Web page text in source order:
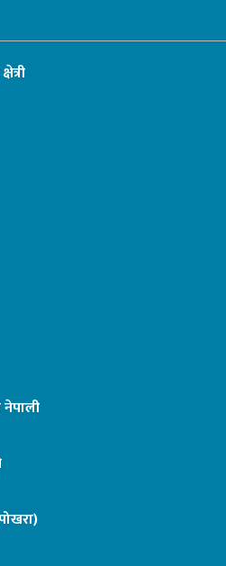
नेपाली